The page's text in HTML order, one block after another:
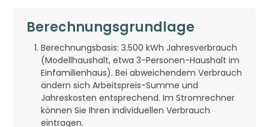
Berechnungsgrundlage
Berechnungsbasis: 3.500 kWh Jahresverbrauch
(Modellhaushalt, etwa 3-Personen-Haushalt im
Einfamilienhaus). Bei abweichendem Verbrauch
ändern sich Arbeitspreis-Summe und
Jahreskosten entsprechend. Im Stromrechner
können Sie Ihren individuellen Verbrauch
eintragen.